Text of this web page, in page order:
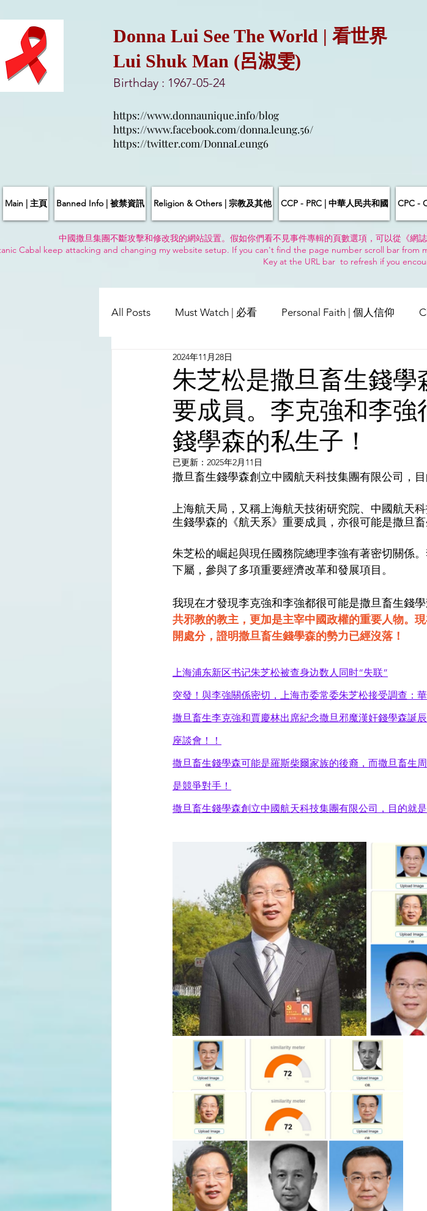
Donna Lui See The World | 看世界
Lui Shuk Man (呂淑雯)
Birthday : 1967-05-24
https://www.donnaunique.info/blog
https://www.facebook.com/donna.leung.56/
https://twitter.com/DonnaLeung6
Main | 主頁 Banned Info | 被禁資訊 Religion & Others | 宗教及其他 CCP - PRC | 中華人民共和國 CPC -
中國撒旦集團不斷攻擊和修改我的網站設置。假如你們看不見事件專輯的頁數選項，可以從《
Cabal keep attacking and changing my website setup. If you can't find the page number scroll bar
Key at the URL bar to refresh if you
All Posts Must Watch | 必看 Personal Faith | 個人信仰
China - Taiwan | 中國臺灣
Satanic Cabals | 撒旦集團 USA | 美國 Pandemic &
Religion | 宗教 Mass Media | 傳媒
朱芝松是撒旦畜生錢學
要成員。李克強和李強
錢學森的私生子！
2024年11月28日
已更新： 2025年2月11日
撒旦畜生錢學森創立中國航天科技集團有限公司，
上海航天局，又稱上海航天技術研究院、中國航天
生錢學森的《航天系》重要成員，亦很可能是撒旦
朱芝松的崛起與現任國務院總理李強有著密切關係
下屬，參與了多項重要經濟改革和發展項目。
我現在才發現李克強和李強都很可能是撒旦畜生錢學
共邪教的教主，更加是主宰中國政權的重要人物。
開處分，證明撒旦畜生錢學森的勢力已經沒落！
上海浦东新区书记朱芝松被查身边数人同时“失联”
突發！與李強關係密切，上海市委常委朱芝松接受調查：
撒旦畜生李克強和賈慶林出席紀念撒旦邪魔漢奸錢學森誕
座談會！！
撒旦畜生錢學森可能是羅斯柴爾家族的後裔，而撒旦畜生
是競爭對手！
撒旦畜生錢學森創立中國航天科技集團有限公司，目的就是